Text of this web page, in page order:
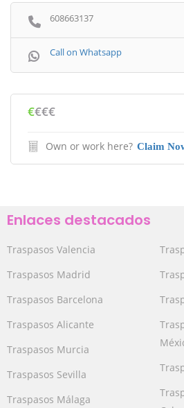
608663137
Call on Whatsapp
€€€€
Own or work here? Claim
Enlaces destacados
Traspasos Valencia
Traspasos Madrid
Traspasos Barcelona
Traspasos Alicante
Traspasos Murcia
Traspasos Sevilla
Traspasos Málaga